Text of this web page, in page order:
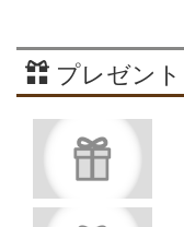
プレゼント